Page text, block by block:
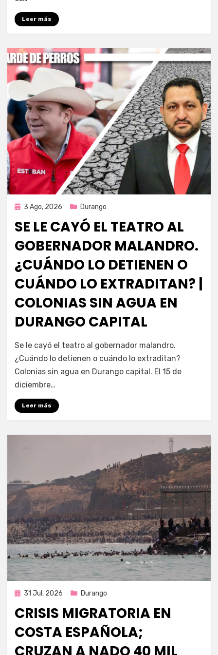
Leer más
Publicada
3 Ago, 2026 Durango
SE LE CAYÓ EL TEATRO AL
GOBERNADOR MALANDRO.
¿CUÁNDO LO DETIENEN O
CUÁNDO LO EXTRADITAN? |
COLONIAS SIN AGUA EN
DURANGO CAPITAL
por Fernando Miranda Servín
Se le cayó el teatro al gobernador malandro.
¿Cuándo lo detienen o cuándo lo extraditan?
Colonias sin agua en Durango capital. El 15 de
diciembre…
Leer más
Publicada
31 Jul, 2026 Durango
CRISIS MIGRATORIA EN
COSTA ESPAÑOLA;